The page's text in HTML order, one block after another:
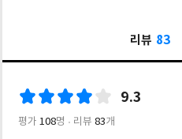
와 도쿠야의 신작이 북다에서 출
이라 더욱 기대를 모은다. 『속임
상한 작품으로, 여러 개의 트릭
대표작 중 하나로 생각한다고 밝힌
리뷰 83
9.3
평가 108명 리뷰 83개